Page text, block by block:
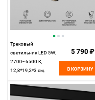
Трековый
светильник LED 5W,
2700~6500 К,
12,8*19,2*3 см,
Elektrostandard Slim
Magnetic 85071/01
5 790 ₽
В КОРЗИНУ